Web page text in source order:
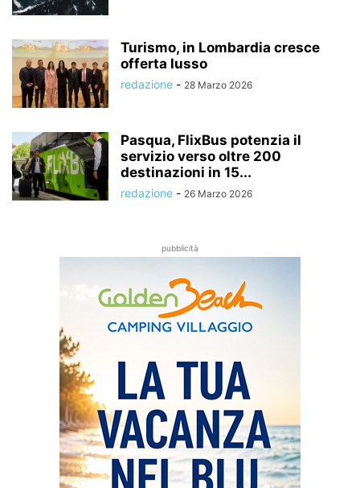
Turismo, in Lombardia cresce
offerta lusso
redazione - 28 Marzo 2026
Pasqua, FlixBus potenzia il
servizio verso oltre 200
destinazioni in 15...
redazione - 26 Marzo 2026
pubblicità